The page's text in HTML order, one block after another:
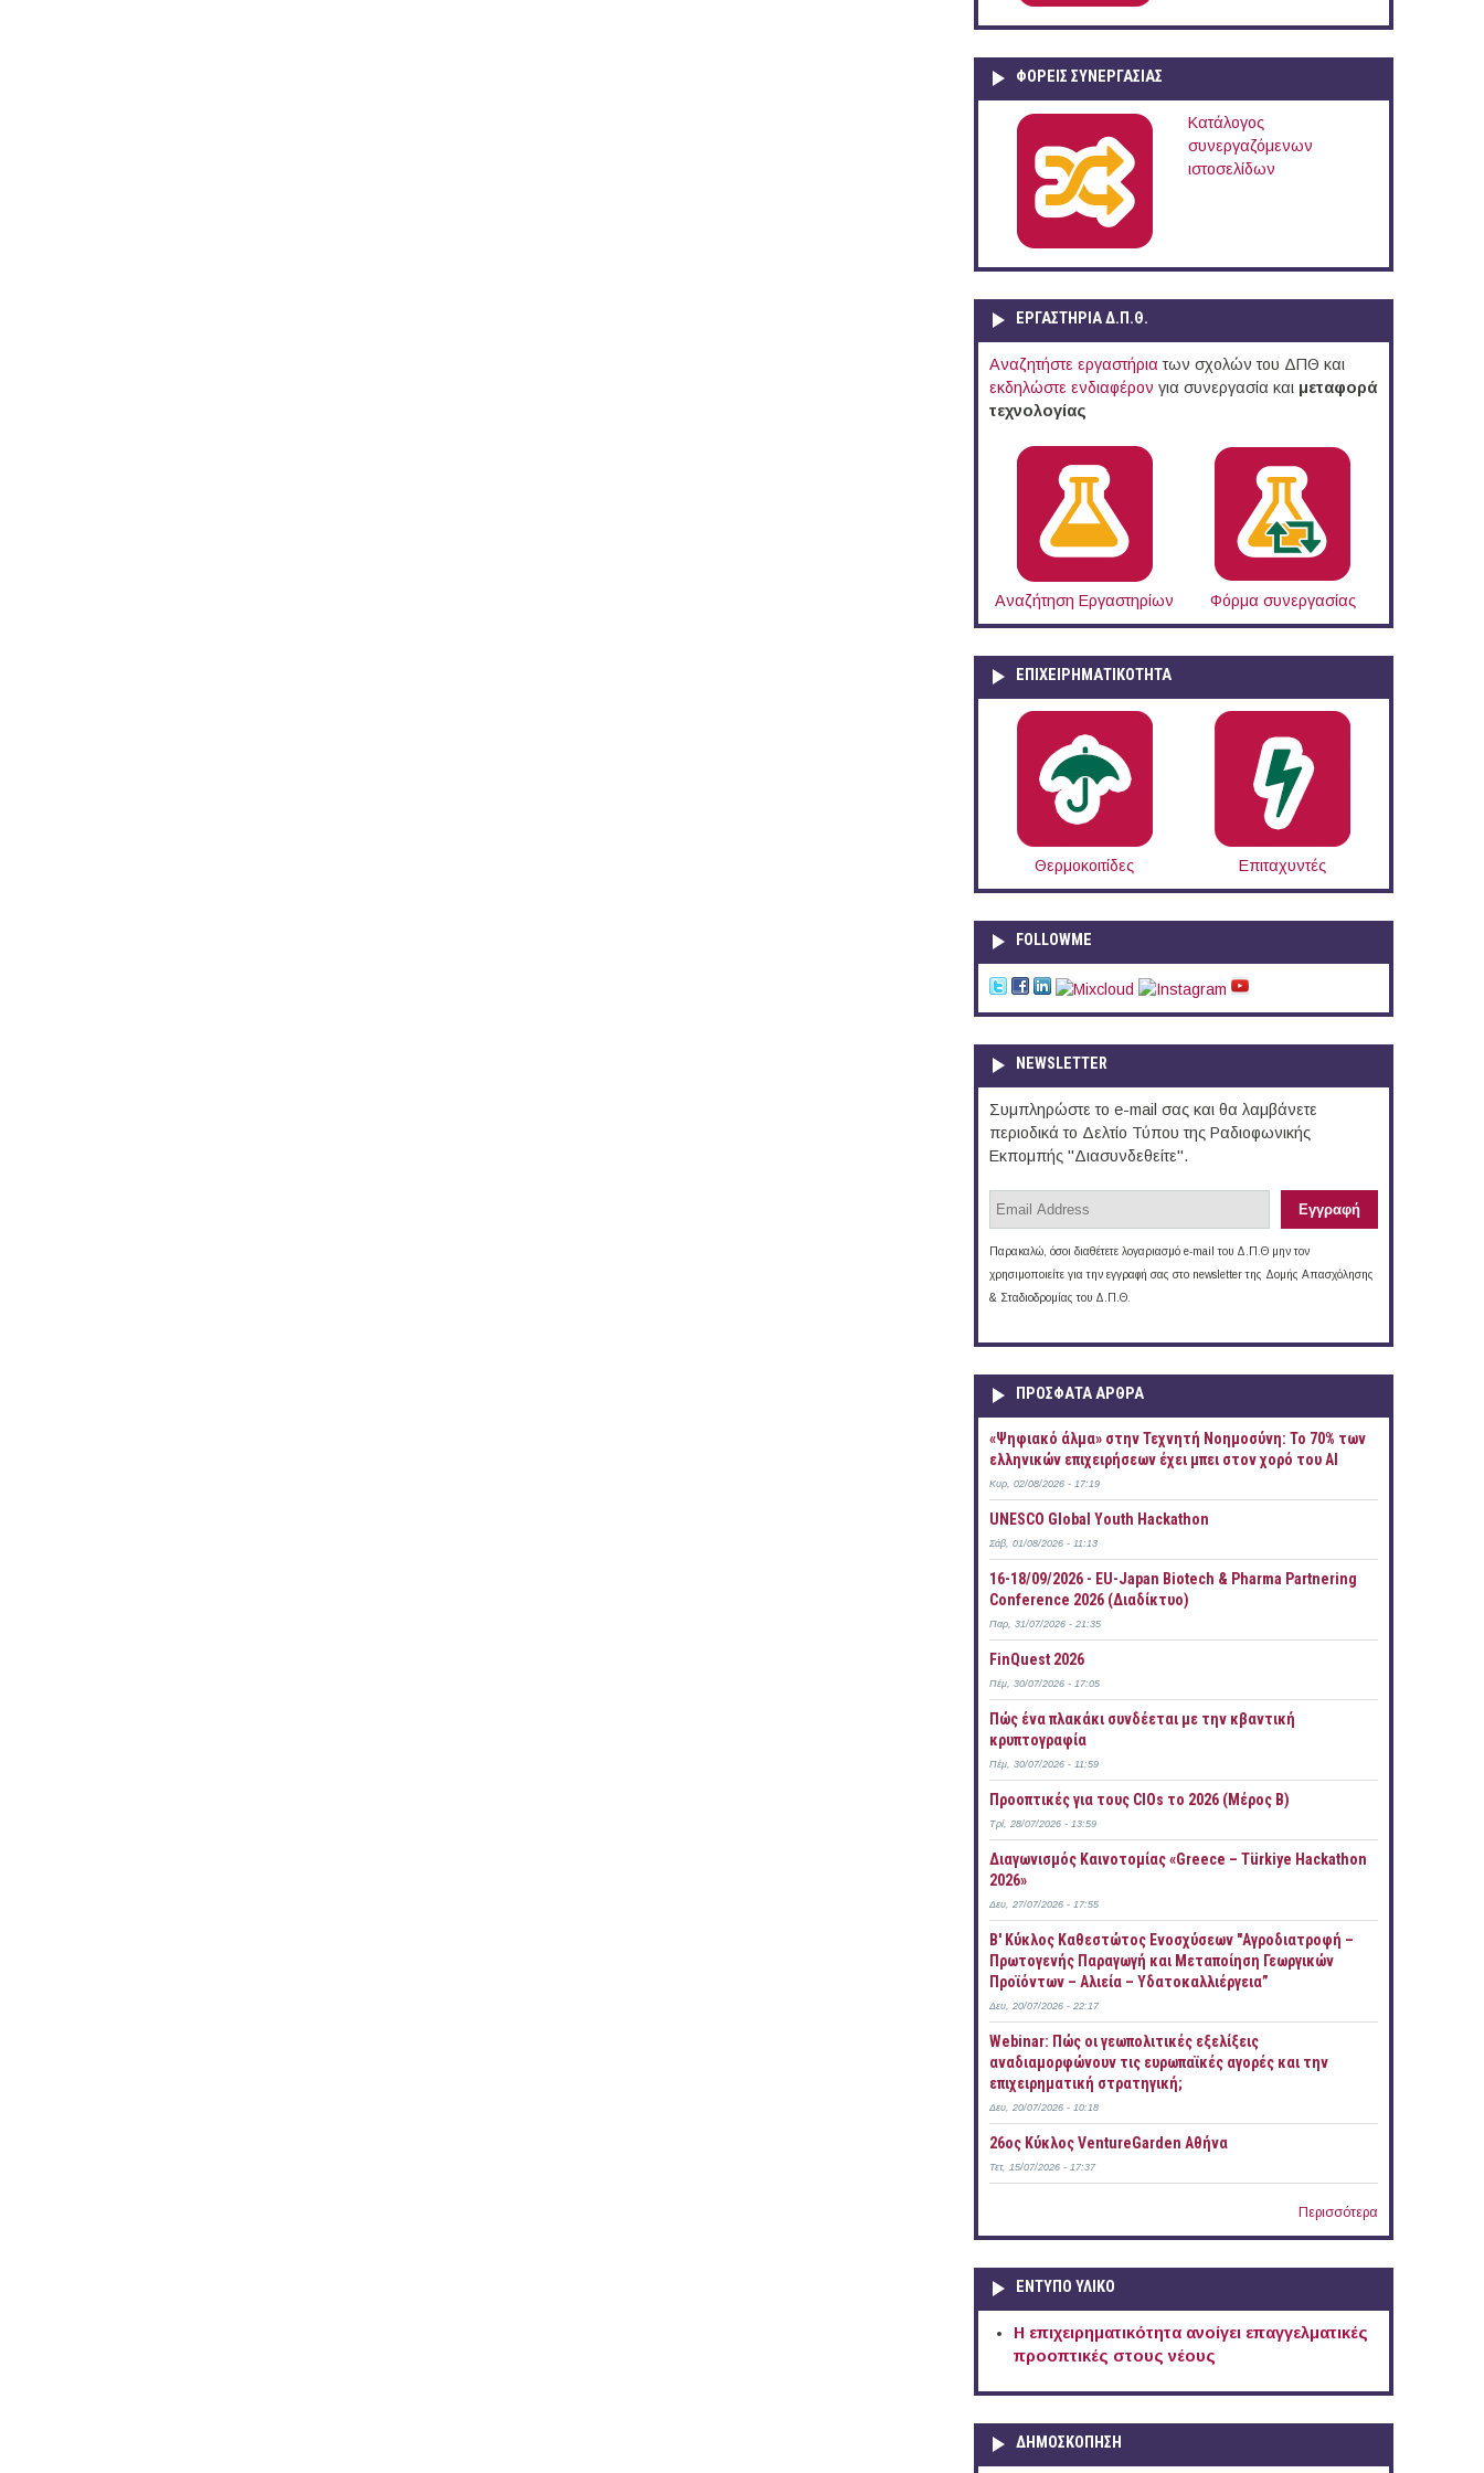
ΦΟΡΕΙΣ ΣΥΝΕΡΓΑΣΙΑΣ
Κατάλογος
συνεργαζόμενων
ιστοσελίδων
ΕΡΓΑΣΤΗΡΙΑ Δ.Π.Θ.
Αναζητήστε εργαστήρια των σχολών του ΔΠΘ και
εκδηλώστε ενδιαφέρον για συνεργασία και μεταφορά
τεχνολογίας
Αναζήτηση Εργαστηρίων Φόρμα συνεργασίας
ΕΠΙΧΕΙΡΗΜΑΤΙΚΟΤΗΤΑ
Θερμοκοιτίδες Επιταχυντές
FOLLOWME
NEWSLETTER
Συμπληρώστε το e-mail σας και θα λαμβάνετε
περιοδικά το Δελτίο Τύπου της Ραδιοφωνικής
Εκπομπής "Διασυνδεθείτε".
Παρακαλώ, όσοι διαθέτετε λογαριασμό e-mail του Δ.Π.Θ μην τον
χρησιμοποιείτε για την εγγραφή σας στο newsletter της Δομής Απασχόλησης
& Σταδιοδρομίας του Δ.Π.Θ.
ΠΡOΣΦΑΤΑ AΡΘΡΑ
«Ψηφιακό άλμα» στην Τεχνητή Νοημοσύνη: Το 70% των
ελληνικών επιχειρήσεων έχει μπει στον χορό του AI
Κυρ, 02/08/2026 - 17:19
UNESCO Global Youth Hackathon
Σάβ, 01/08/2026 - 11:13
16-18/09/2026 - EU-Japan Biotech & Pharma Partnering
Conference 2026 (Διαδίκτυο)
Παρ, 31/07/2026 - 21:35
FinQuest 2026
Πέμ, 30/07/2026 - 17:05
Πώς ένα πλακάκι συνδέεται με την κβαντική
κρυπτογραφία
Πέμ, 30/07/2026 - 11:59
Προοπτικές για τους CIOs το 2026 (Μέρος Β)
Τρί, 28/07/2026 - 13:59
Διαγωνισμός Καινοτομίας «Greece – Türkiye Hackathon
2026»
Δευ, 27/07/2026 - 17:55
B' Κύκλος Καθεστώτος Ενοσχύσεων "Αγροδιατροφή –
Πρωτογενής Παραγωγή και Μεταποίηση Γεωργικών
Προϊόντων – Αλιεία – Υδατοκαλλιέργεια”
Δευ, 20/07/2026 - 22:17
Webinar: Πώς οι γεωπολιτικές εξελίξεις
αναδιαμορφώνουν τις ευρωπαϊκές αγορές και την
επιχειρηματική στρατηγική;
Δευ, 20/07/2026 - 10:18
26ος Κύκλος VentureGarden Αθήνα
Τετ, 15/07/2026 - 17:37
Περισσότερα
ΕΝΤΥΠΟ ΥΛΙΚΟ
Η επιχειρηματικότητα ανοίγει επαγγελματικές
προοπτικές στους νέους
ΔΗΜΟΣΚΟΠΗΣΗ